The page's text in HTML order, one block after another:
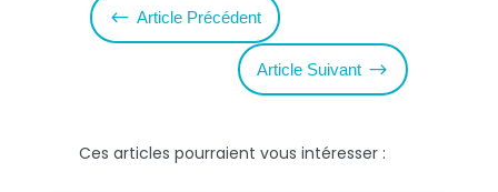
# Article Précédent
Article Suivant $
Ces articles pourraient vous intéresser :